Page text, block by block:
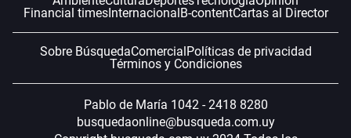
Financial timesInternacionalB-contentCartas al Director
Sobre BúsquedaComercialPolíticas de privacidad
Términos y Condiciones
Pablo de María 1042 - 2418 8280
busquedaonline@busqueda.com.uy